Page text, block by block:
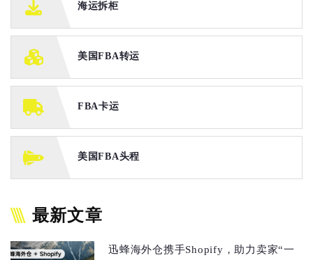
海运拆柜
美国FBA转运
FBA卡运
美国FBA头程
最新文章
迅蜂海外仓携手Shopify，助力卖家“一